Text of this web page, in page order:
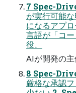
7 Spec-
が実⾏可能
になるアプ
言語が「コ
役、
AIが開発の
8 Spec-
厳格な承認